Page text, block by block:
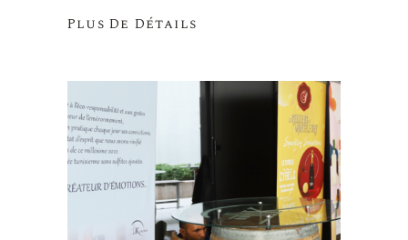
Plus De Détails